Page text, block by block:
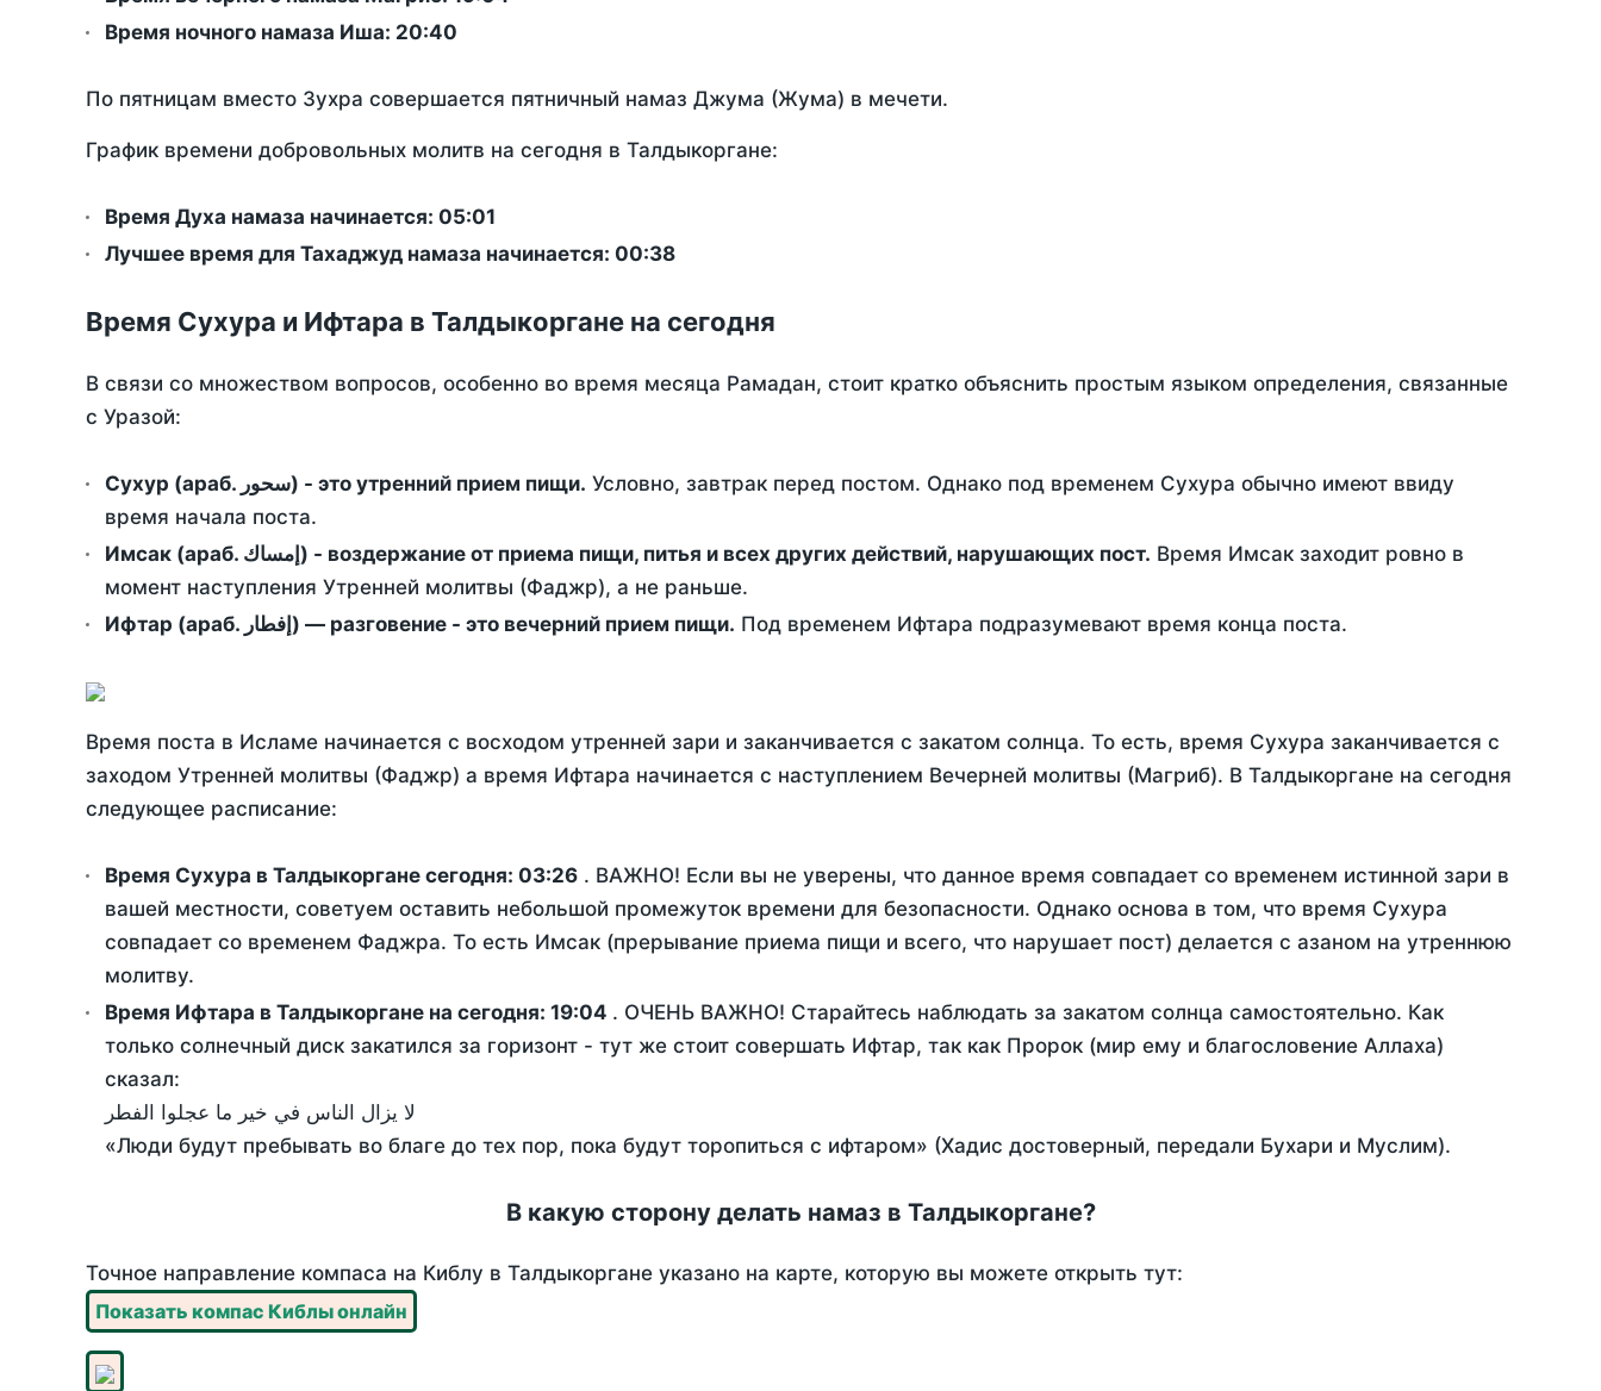
Время ночного намаза Иша: 20:40
По пятницам вместо Зухра совершается пятничный намаз Джума (Жума) в мечети.
График времени добровольных молитв на сегодня в Талдыкоргане:
Время Духа намаза начинается: 05:01
Лучшее время для Тахаджуд намаза начинается: 00:38
Время Сухура и Ифтара в Талдыкоргане на сегодня
В связи со множеством вопросов, особенно во время месяца Рамадан, стоит кратко объяснить простым языком определения, связанные
с Уразой:
Сухур (араб. سحور) - это утренний прием пищи. Условно, завтрак перед постом. Однако под временем Сухура обычно имеют ввиду
время начала поста.
Имсак (араб. إمساك) - воздержание от приема пищи, питья и всех других действий, нарушающих пост. Время Имсак заходит ровно в
момент наступления Утренней молитвы (Фаджр), а не раньше.
Ифтар (араб. إفطار) — разговение - это вечерний прием пищи. Под временем Ифтара подразумевают время конца поста.
Время поста в Исламе начинается с восходом утренней зари и заканчивается с закатом солнца. То есть, время Сухура заканчивается с
заходом Утренней молитвы (Фаджр) а время Ифтара начинается с наступлением Вечерней молитвы (Магриб). В Талдыкоргане на сегодня
следующее расписание:
Время Сухура в Талдыкоргане сегодня: 03:26 . ВАЖНО! Если вы не уверены, что данное время совпадает со временем истинной зари в
вашей местности, советуем оставить небольшой промежуток времени для безопасности. Однако основа в том, что время Сухура
совпадает со временем Фаджра. То есть Имсак (прерывание приема пищи и всего, что нарушает пост) делается с азаном на утреннюю
молитву.
Время Ифтара в Талдыкоргане на сегодня: 19:04 . ОЧЕНЬ ВАЖНО! Старайтесь наблюдать за закатом солнца самостоятельно. Как
только солнечный диск закатился за горизонт - тут же стоит совершать Ифтар, так как Пророк (мир ему и благословение Аллаха)
сказал:
لا يزال الناس في خير ما عجلوا الفطر
«Люди будут пребывать во благе до тех пор, пока будут торопиться с ифтаром» (Хадис достоверный, передали Бухари и Муслим).
В какую сторону делать намаз в Талдыкоргане?
Точное направление компаса на Киблу в Талдыкоргане указано на карте, которую вы можете открыть тут:
Показать компас Киблы онлайн